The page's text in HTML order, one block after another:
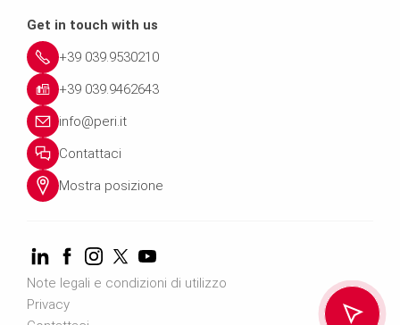
Get in touch with us
+39 039.9530210
+39 039.9462643
info@peri.it
Contattaci
Mostra posizione
Note legali e condizioni di utilizzo
Privacy